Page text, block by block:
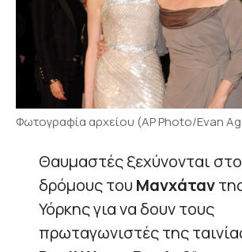
Φωτογραφία αρχείου (AP Photo/Evan
Θαυμαστές ξεχύνονται
δρόμους του Μανχάταν
Υόρκης για να δουν τους
πρωταγωνιστές της